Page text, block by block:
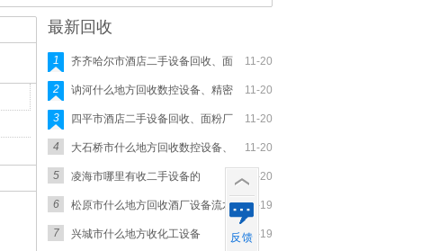
最新回收
11-20
1 齐齐哈尔市酒店二手设备回收、面
11-20
2 讷河什么地方回收数控设备、精密
11-20
3 四平市酒店二手设备回收、面粉厂
11-20
4 大石桥市什么地方回收数控设备、
11-20
5 凌海市哪里有收二手设备的
11-19
6 松原市什么地方回收酒厂设备流水
11-19
7 兴城市什么地方收化工设备 反馈